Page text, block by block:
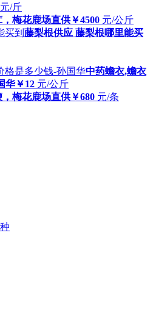
元/斤
，梅花鹿场直供￥4500 元/公斤
藤梨根供应 藤梨根哪里能买
中药蟾衣,蟾衣
华￥12 元/公斤
，梅花鹿场直供￥680 元/条